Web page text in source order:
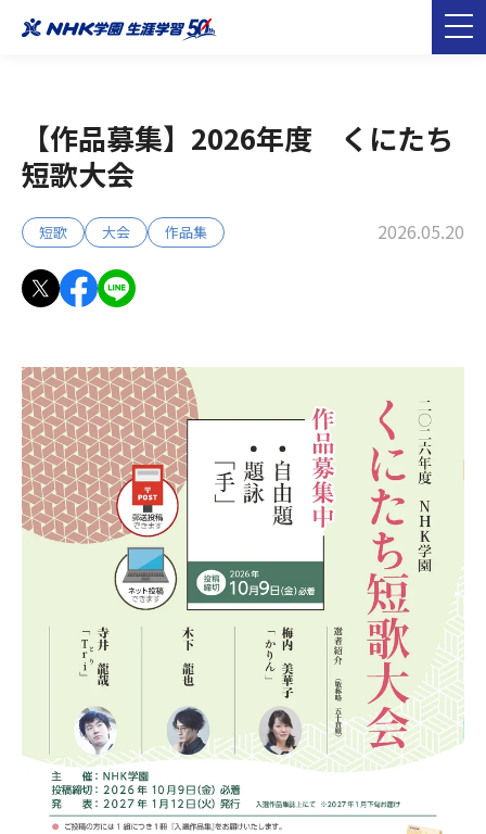
【作品募集】2026年度 くにたち
短歌大会
短歌 大会 作品集 2026.05.20